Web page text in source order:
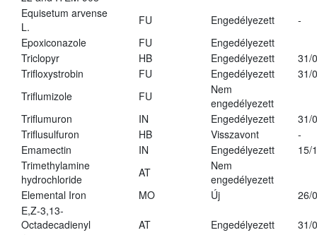
Equisetum arvense
L.
FU Engedélyezett
-
Epoxiconazole
FU
Engedélyezett
Triclopyr
HB Engedélyezett
31/
Trifloxystrobin
FU Engedélyezett
31/
Triflumizole
FU
Nem
engedélyezett
Triflumuron
IN Engedélyezett
31/
Triflusulfuron
HB Visszavont
-
Emamectin
IN Engedélyezett
15/
Trimethylamine
hydrochloride
AT
Nem
engedélyezett
Elemental Iron
MO Új
26/
E,Z-3,13-
Octadecadienyl
AT Engedélyezett 31/